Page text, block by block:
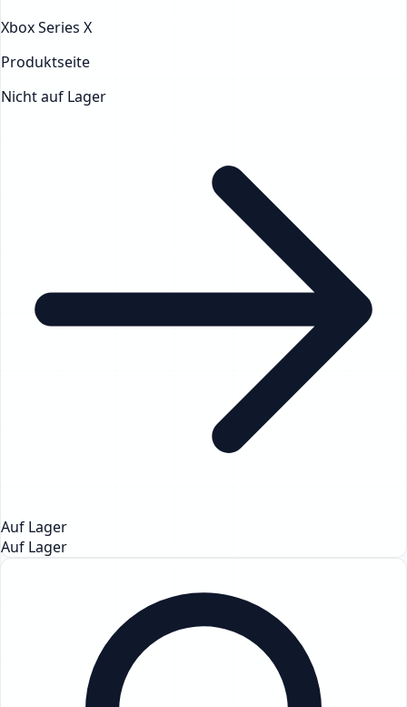
Xbox Series X
Produktseite
Nicht auf Lager
Auf Lager
Auf Lager